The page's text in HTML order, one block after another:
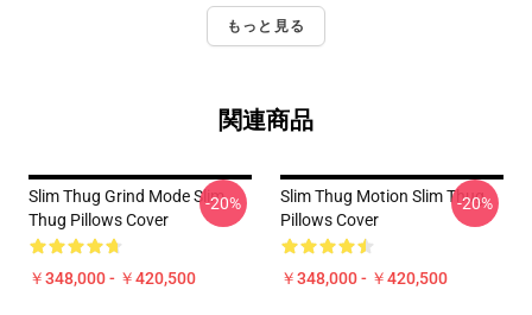
もっと見る
関連商品
Slim Thug Grind Mode Slim
Thug Pillows Cover
￥348,000 - ￥420,500
-20%
Slim Thug Motion Slim Thug
Pillows Cover
￥348,000 - ￥420,500
-20%